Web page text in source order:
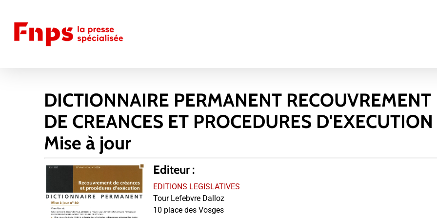
content
DICTIONNAIRE PERMANENT RECOUVREMENT
DE CREANCES ET PROCEDURES
Mise à jour
Editeur :
EDITIONS LEGISLATIVES
Tour Lefebvre Dalloz
10 place des Vosges